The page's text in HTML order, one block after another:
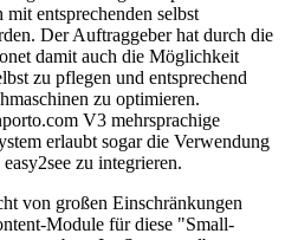
entsprechenden selbst
Der Auftraggeber hat durch die
damit auch die Möglichkeit
zu pflegen und entsprechend
zu optimieren.
V3 mehrsprachige
erlaubt sogar die Verwendung
zu integrieren.
von großen Einschränkungen
Module für diese "Small-